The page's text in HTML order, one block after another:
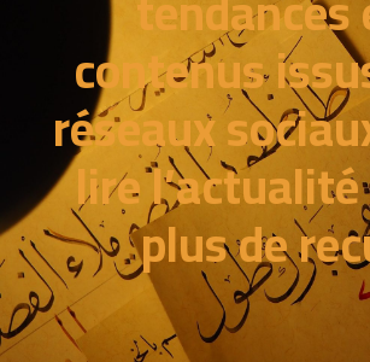
contenus
réseaux
lire
plus de